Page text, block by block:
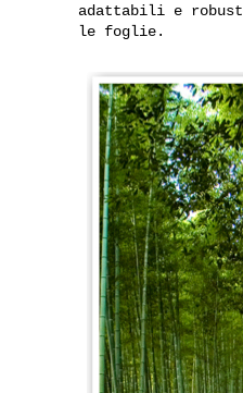
adattabili e
le foglie.